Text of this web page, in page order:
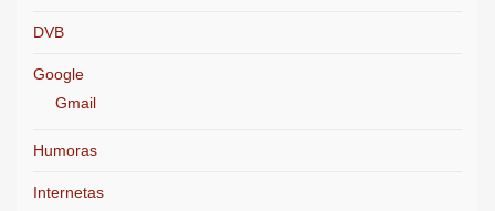
DVB
Google
Gmail
Humoras
Internetas